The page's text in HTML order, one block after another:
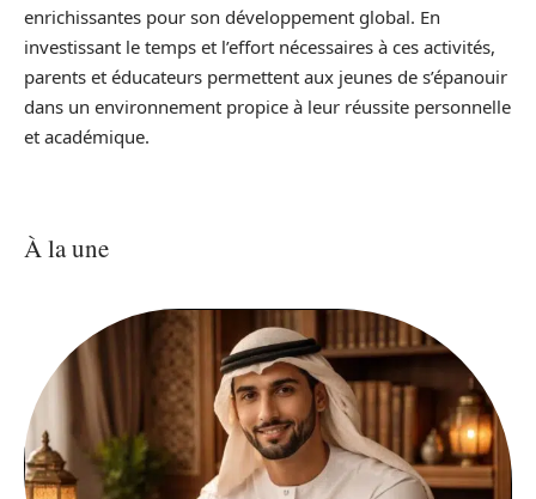
enrichissantes pour son développement global. En
investissant le temps et l’effort nécessaires à ces activités,
parents et éducateurs permettent aux jeunes de s’épanouir
dans un environnement propice à leur réussite personnelle
et académique.
À la une